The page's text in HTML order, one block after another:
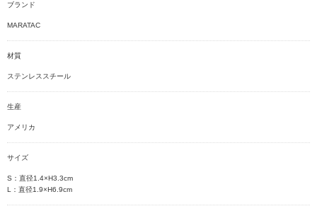
ブランド
MARATAC
材質
ステンレススチール
生産
アメリカ
サイズ
S：直径1.4×H3.3cm
L：直径1.9×H6.9cm